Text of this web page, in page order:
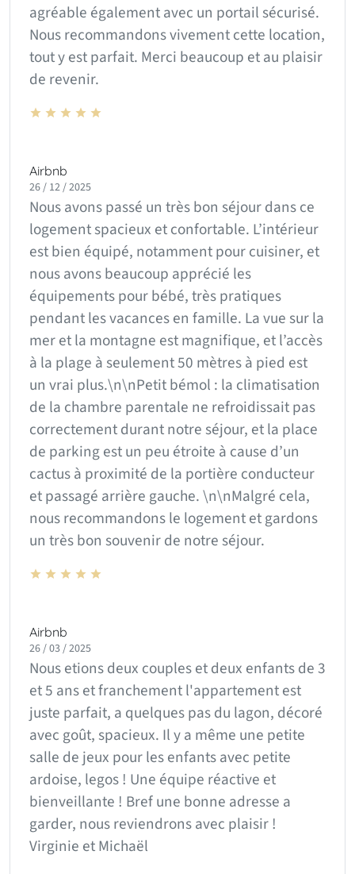
agréable également avec un portail sécurisé.
Nous recommandons vivement cette location,
tout y est parfait. Merci beaucoup et au plaisir
de revenir.
Airbnb
26 / 12 / 2025
Nous avons passé un très bon séjour dans ce
logement spacieux et confortable. L’intérieur
est bien équipé, notamment pour cuisiner, et
nous avons beaucoup apprécié les
équipements pour bébé, très pratiques
pendant les vacances en famille. La vue sur la
mer et la montagne est magnifique, et l’accès
à la plage à seulement 50 mètres à pied est
un vrai plus.\n\nPetit bémol : la climatisation
de la chambre parentale ne refroidissait pas
correctement durant notre séjour, et la place
de parking est un peu étroite à cause d’un
cactus à proximité de la portière conducteur
et passagé arrière gauche. \n\nMalgré cela,
nous recommandons le logement et gardons
un très bon souvenir de notre séjour.
Airbnb
26 / 03 / 2025
Nous etions deux couples et deux enfants de 3
et 5 ans et franchement l'appartement est
juste parfait, a quelques pas du lagon, décoré
avec goût, spacieux. Il y a même une petite
salle de jeux pour les enfants avec petite
ardoise, legos ! Une équipe réactive et
bienveillante ! Bref une bonne adresse a
garder, nous reviendrons avec plaisir !
Virginie et Michaël